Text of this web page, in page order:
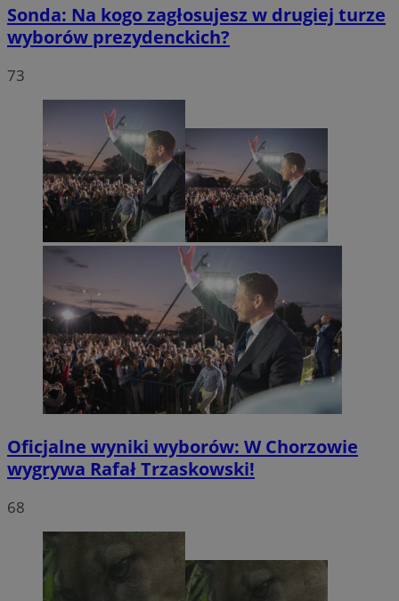
Sonda: Na kogo zagłosujesz w drugiej turze
wyborów prezydenckich?
73
Oficjalne wyniki wyborów: W Chorzowie
wygrywa Rafał Trzaskowski!
68